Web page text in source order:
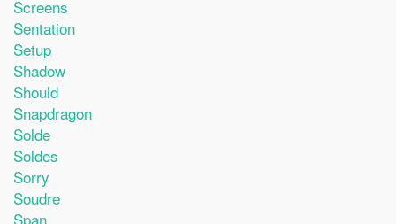
Screens
Sentation
Setup
Shadow
Should
Snapdragon
Solde
Soldes
Sorry
Soudre
Span